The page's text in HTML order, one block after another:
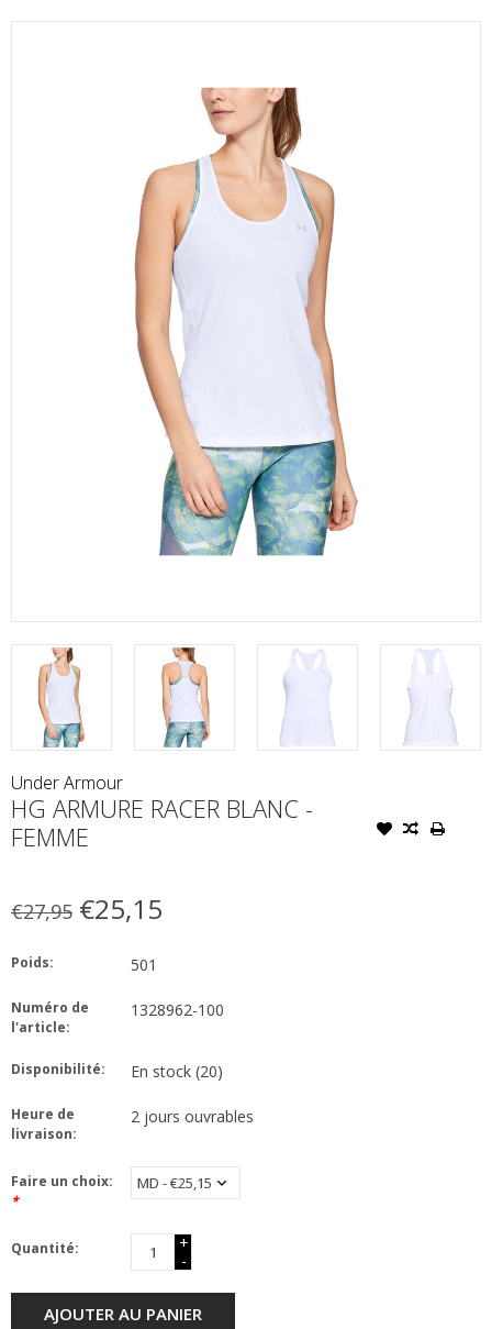
Under Armour
HG ARMURE RACER BLANC -
FEMME
€27,95 €25,15
Poids: 501
Numéro de
l'article:
1328962-100
Disponibilité: En stock (20)
Heure de
livraison:
2 jours ouvrables
Faire un choix:
*
Quantité:
+
-
AJOUTER AU PANIER